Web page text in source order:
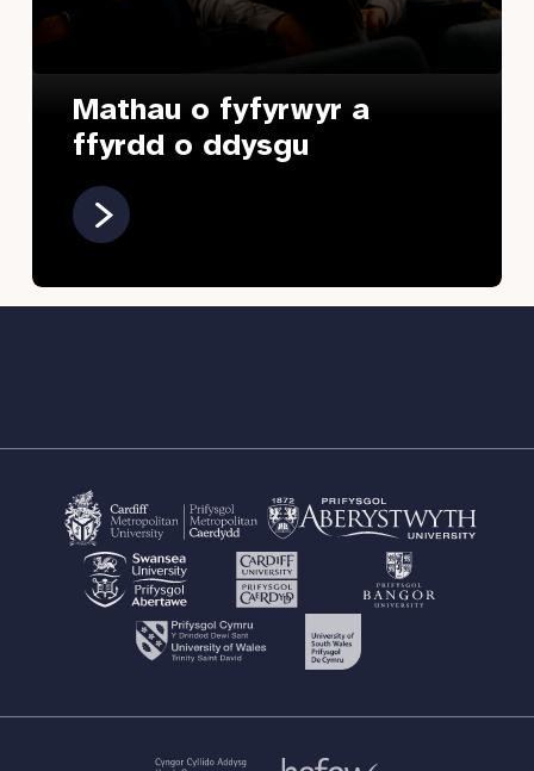
Mathau o fyfyrwyr a
ffyrdd o ddysgu